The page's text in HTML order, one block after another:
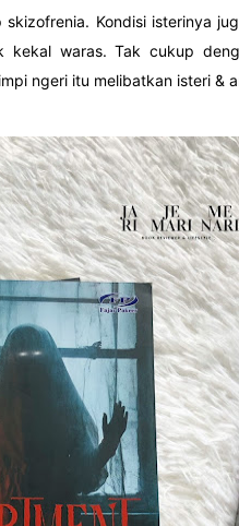
Kondisi isterinya
waras. Tak cukup
ngeri itu melibatkan isteri &